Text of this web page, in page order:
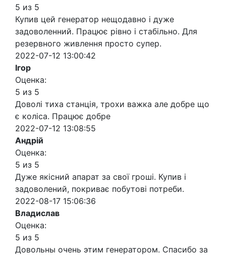
5 из 5
Купив цей генератор нещодавно і дуже
задоволенний. Працює рівно і стабільно. Для
резервного живлення просто супер.
2022-07-12 13:00:42
Ігор
Оценка:
5 из 5
Доволі тиха станція, трохи важка але добре що
є коліса. Працює добре
2022-07-12 13:08:55
Андрій
Оценка:
5 из 5
Дуже якісний апарат за свої гроші. Купив і
задоволений, покриває побутові потреби.
2022-08-17 15:06:36
Владислав
Оценка:
5 из 5
Довольны очень этим генератором. Спасибо за